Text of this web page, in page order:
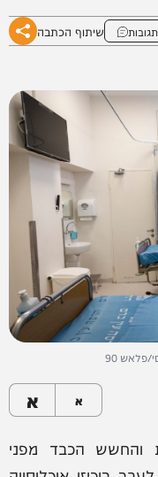
שיתוף הכתבה
פלאש 90
א א
והחשש הכבד מפני